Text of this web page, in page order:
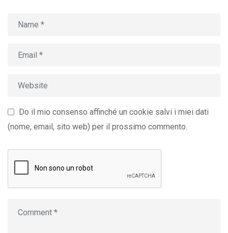
Do il mio consenso affinché un cookie salvi i miei dati
(nome, email, sito web) per il prossimo commento.